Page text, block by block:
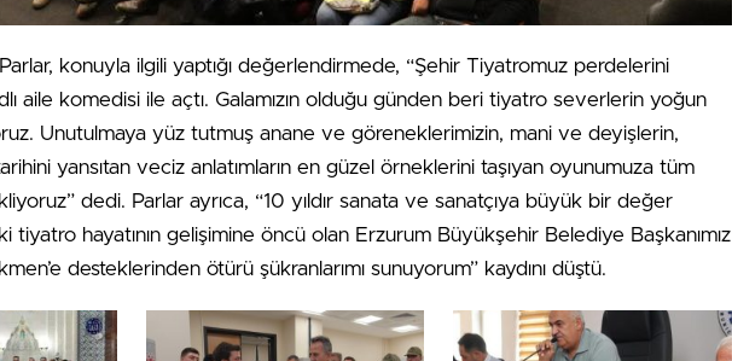
konuyla ilgili yaptığı değerlendirmede, “Şehir Tiyatromuz perdelerini
aile komedisi ile açtı. Galamızın olduğu günden beri tiyatro severlerin yoğun
Unutulmaya yüz tutmuş anane ve göreneklerimizin, mani ve deyişlerin,
yansıtan veciz anlatımların en güzel örneklerini taşıyan oyunumuza tüm
dedi. Parlar ayrıca, “10 yıldır sanata ve sanatçıya büyük bir değer
tiyatro hayatının gelişimine öncü olan Erzurum Büyükşehir Belediye Başkanımız
desteklerinden ötürü şükranlarımı sunuyorum” kaydını düştü.